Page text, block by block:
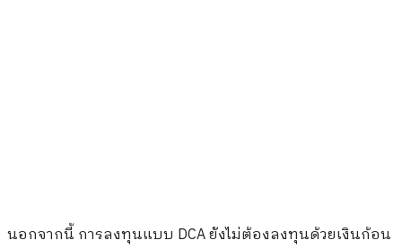
นอกจากนี้ การลงทุนแบบ DCA ยังไม่ต้องลงทุนด้วยเงินก้อน